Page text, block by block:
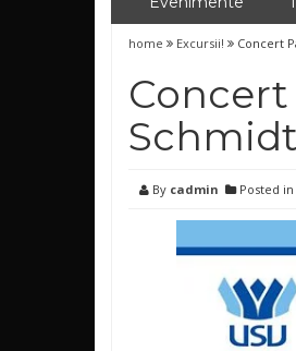
home Excursii! Concert
Schmidt
By cadmin Posted in